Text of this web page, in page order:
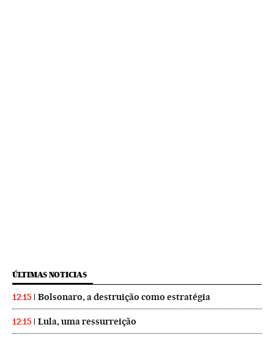
ÚLTIMAS NOTICIAS
12:15 Bolsonaro, a destruição como estratégia
12:15 Lula, uma ressurreição